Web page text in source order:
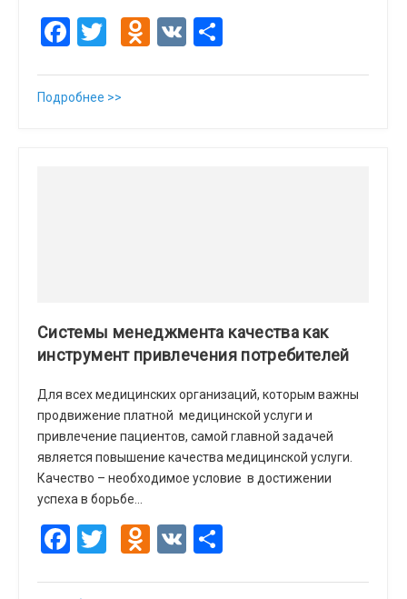
Facebook
TwitterOdnoklassniki
VK
Подробнее >>
Системы менеджмента качества как
инструмент привлечения потребителей
Для всех медицинских организаций, которым важны
продвижение платной медицинской услуги и
привлечение пациентов, самой главной задачей
является повышение качества медицинской услуги.
Качество – необходимое условие в достижении
успеха в борьбе…
Facebook
TwitterOdnoklassniki
VK